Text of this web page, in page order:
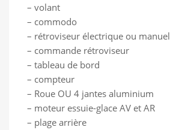
– volant
– commodo
– rétroviseur électrique ou manuel
– commande rétroviseur
– tableau de bord
– compteur
– Roue OU 4 jantes aluminium
– moteur essuie-glace AV et AR
– plage arrière